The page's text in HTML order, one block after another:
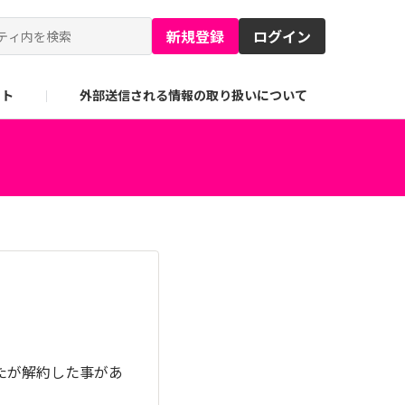
新規登録 ログイン
外部送信される情報の取り扱いについて
解約した事があ